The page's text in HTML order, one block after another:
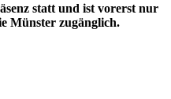
statt und ist vorerst nur
Münster zugänglich.